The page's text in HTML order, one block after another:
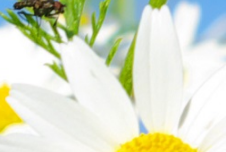
ЗА НАС
КОИ
НИЕ?
Ние се грижиме за Вашето здравје, имајте
доверба во нашето знаење и искуствo.